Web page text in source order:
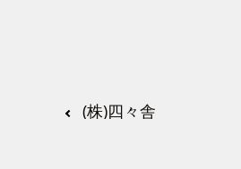
(株)四々舎